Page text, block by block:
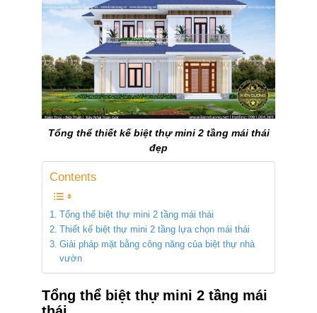
Tổng thể thiết kế biệt thự mini 2 tầng mái thái
đẹp
Contents
Tổng thể biệt thự mini 2 tầng mái thái
Thiết kế biệt thự mini 2 tầng lựa chọn mái thái
Giải pháp mặt bằng công năng của biệt thự nhà
vườn
Tổng thể biệt thự mini 2 tầng mái